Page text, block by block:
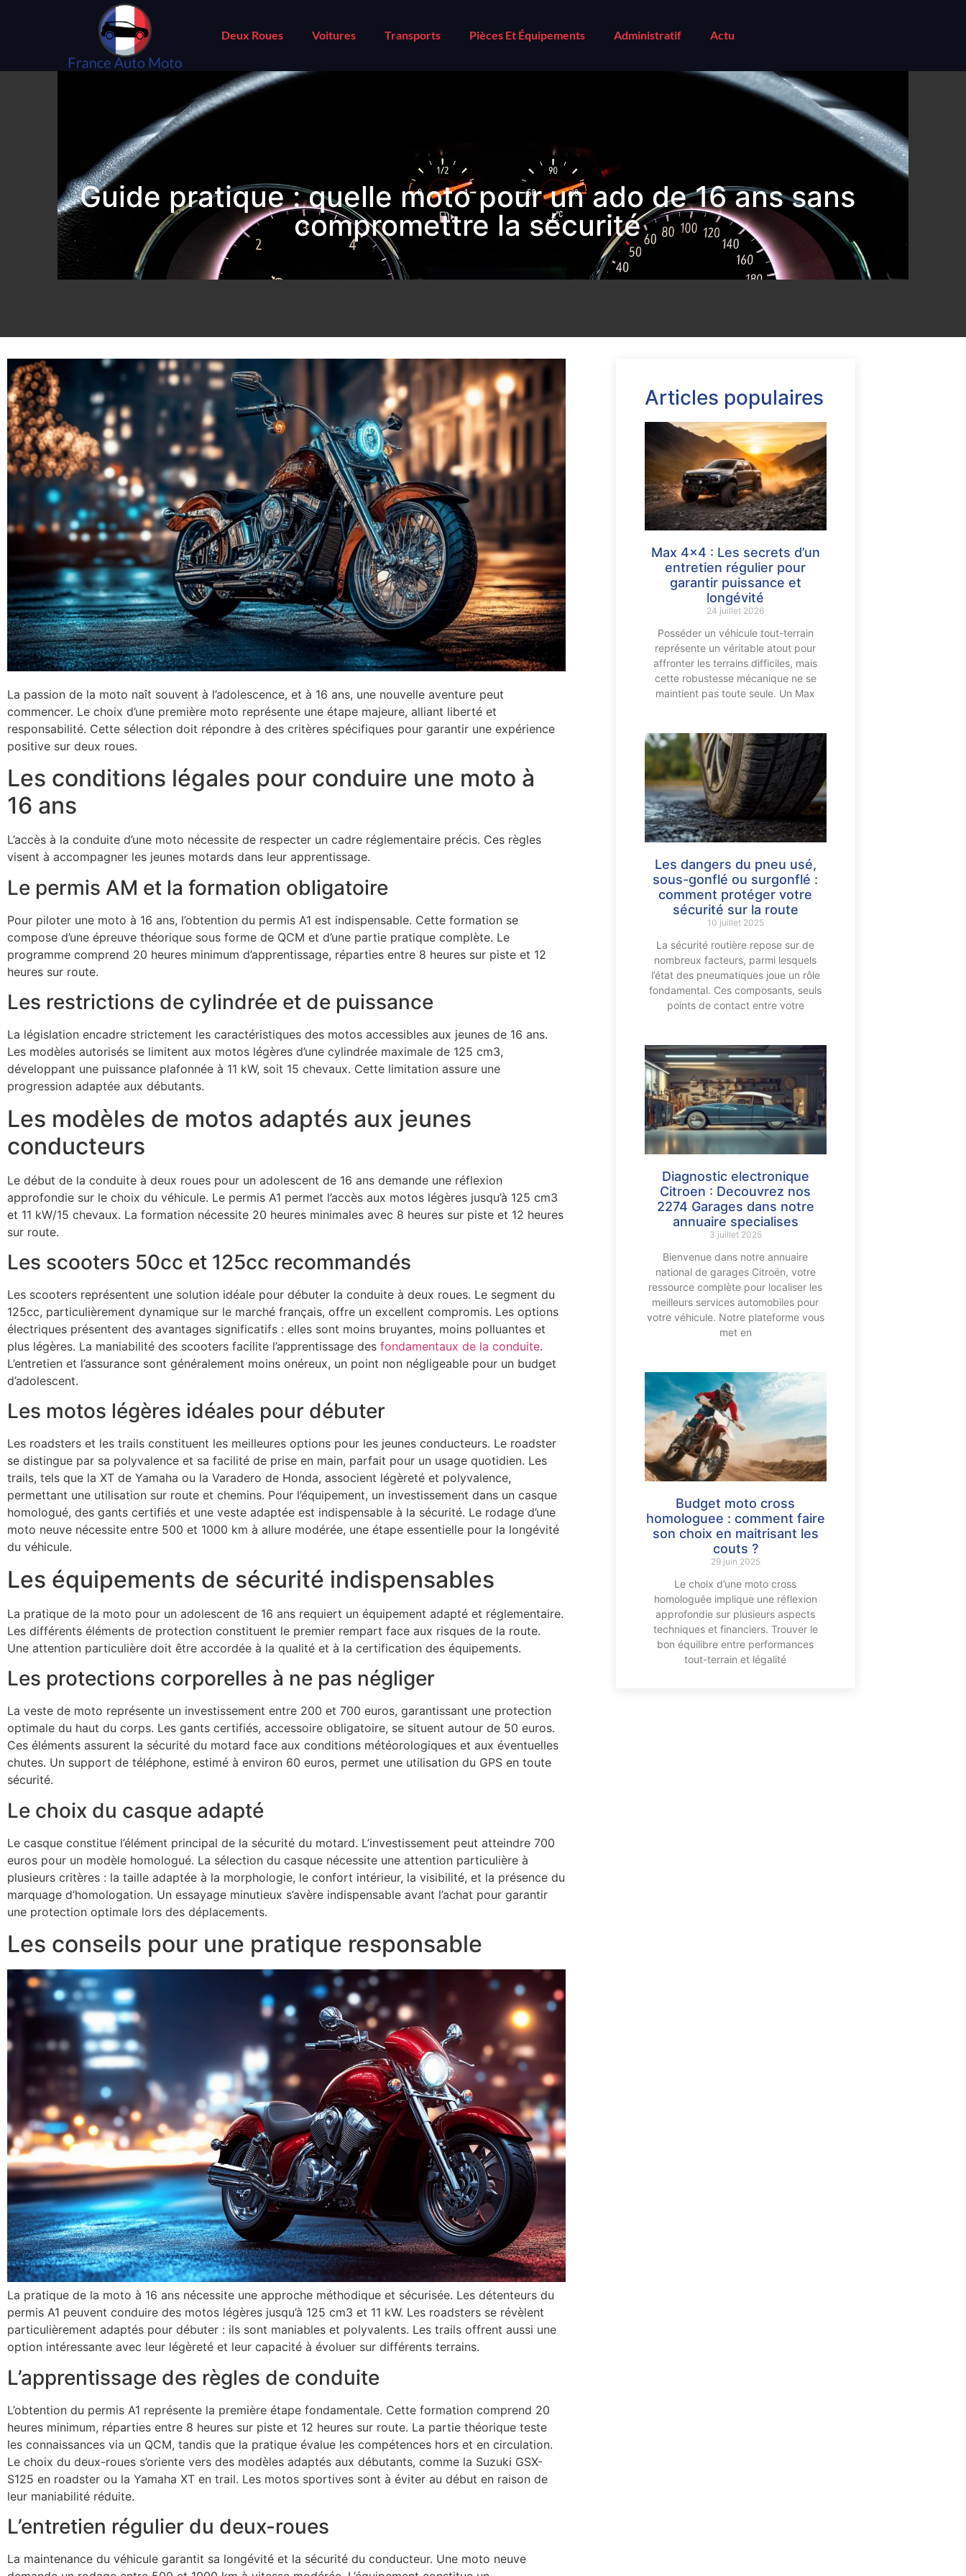
Deux Roues Voitures Transports Pièces Et Équipements Administratif Actu
Guide pratique : quelle moto pour un ado de 16 ans sans
compromettre la sécurité
La passion de la moto naît souvent à l’adolescence, et à 16 ans, une nouvelle aventure peut
commencer. Le choix d’une première moto représente une étape majeure, alliant liberté et
responsabilité. Cette sélection doit répondre à des critères spécifiques pour garantir une expérience
positive sur deux roues.
Les conditions légales pour conduire une moto à
16 ans
L’accès à la conduite d’une moto nécessite de respecter un cadre réglementaire précis. Ces règles
visent à accompagner les jeunes motards dans leur apprentissage.
Le permis AM et la formation obligatoire
Pour piloter une moto à 16 ans, l’obtention du permis A1 est indispensable. Cette formation se
compose d’une épreuve théorique sous forme de QCM et d’une partie pratique complète. Le
programme comprend 20 heures minimum d’apprentissage, réparties entre 8 heures sur piste et 12
heures sur route.
Les restrictions de cylindrée et de puissance
La législation encadre strictement les caractéristiques des motos accessibles aux jeunes de 16 ans.
Les modèles autorisés se limitent aux motos légères d’une cylindrée maximale de 125 cm3,
développant une puissance plafonnée à 11 kW, soit 15 chevaux. Cette limitation assure une
progression adaptée aux débutants.
Les modèles de motos adaptés aux jeunes
conducteurs
Le début de la conduite à deux roues pour un adolescent de 16 ans demande une réflexion
approfondie sur le choix du véhicule. Le permis A1 permet l’accès aux motos légères jusqu’à 125 cm3
et 11 kW/15 chevaux. La formation nécessite 20 heures minimales avec 8 heures sur piste et 12 heures
sur route.
Les scooters 50cc et 125cc recommandés
Les scooters représentent une solution idéale pour débuter la conduite à deux roues. Le segment du
125cc, particulièrement dynamique sur le marché français, offre un excellent compromis. Les options
électriques présentent des avantages significatifs : elles sont moins bruyantes, moins polluantes et
plus légères. La maniabilité des scooters facilite l’apprentissage des fondamentaux de la conduite.
L’entretien et l’assurance sont généralement moins onéreux, un point non négligeable pour un budget
d’adolescent.
Les motos légères idéales pour débuter
Les roadsters et les trails constituent les meilleures options pour les jeunes conducteurs. Le roadster
se distingue par sa polyvalence et sa facilité de prise en main, parfait pour un usage quotidien. Les
trails, tels que la XT de Yamaha ou la Varadero de Honda, associent légèreté et polyvalence,
permettant une utilisation sur route et chemins. Pour l’équipement, un investissement dans un casque
homologué, des gants certifiés et une veste adaptée est indispensable à la sécurité. Le rodage d’une
moto neuve nécessite entre 500 et 1000 km à allure modérée, une étape essentielle pour la longévité
du véhicule.
Les équipements de sécurité indispensables
La pratique de la moto pour un adolescent de 16 ans requiert un équipement adapté et réglementaire.
Les différents éléments de protection constituent le premier rempart face aux risques de la route.
Une attention particulière doit être accordée à la qualité et à la certification des équipements.
Les protections corporelles à ne pas négliger
La veste de moto représente un investissement entre 200 et 700 euros, garantissant une protection
optimale du haut du corps. Les gants certifiés, accessoire obligatoire, se situent autour de 50 euros.
Ces éléments assurent la sécurité du motard face aux conditions météorologiques et aux éventuelles
chutes. Un support de téléphone, estimé à environ 60 euros, permet une utilisation du GPS en toute
sécurité.
Le choix du casque adapté
Le casque constitue l’élément principal de la sécurité du motard. L’investissement peut atteindre 700
euros pour un modèle homologué. La sélection du casque nécessite une attention particulière à
plusieurs critères : la taille adaptée à la morphologie, le confort intérieur, la visibilité, et la présence du
marquage d’homologation. Un essayage minutieux s’avère indispensable avant l’achat pour garantir
une protection optimale lors des déplacements.
Les conseils pour une pratique responsable
La pratique de la moto à 16 ans nécessite une approche méthodique et sécurisée. Les détenteurs du
permis A1 peuvent conduire des motos légères jusqu’à 125 cm3 et 11 kW. Les roadsters se révèlent
particulièrement adaptés pour débuter : ils sont maniables et polyvalents. Les trails offrent aussi une
option intéressante avec leur légèreté et leur capacité à évoluer sur différents terrains.
L’apprentissage des règles de conduite
L’obtention du permis A1 représente la première étape fondamentale. Cette formation comprend 20
heures minimum, réparties entre 8 heures sur piste et 12 heures sur route. La partie théorique teste
les connaissances via un QCM, tandis que la pratique évalue les compétences hors et en circulation.
Le choix du deux-roues s’oriente vers des modèles adaptés aux débutants, comme la Suzuki GSX-
S125 en roadster ou la Yamaha XT en trail. Les motos sportives sont à éviter au début en raison de
leur maniabilité réduite.
L’entretien régulier du deux-roues
La maintenance du véhicule garantit sa longévité et la sécurité du conducteur. Une moto neuve
Articles populaires
Max 4×4 : Les secrets d’un
entretien régulier pour
garantir puissance et
longévité
24 juillet 2026
Posséder un véhicule tout-terrain
représente un véritable atout pour
affronter les terrains difficiles, mais
cette robustesse mécanique ne se
maintient pas toute seule. Un Max
Les dangers du pneu usé,
sous-gonflé ou surgonflé :
comment protéger votre
sécurité sur la route
10 juillet 2025
La sécurité routière repose sur de
nombreux facteurs, parmi lesquels
l’état des pneumatiques joue un rôle
fondamental. Ces composants, seuls
points de contact entre votre
Diagnostic electronique
Citroen : Decouvrez nos
2274 Garages dans notre
annuaire specialises
3 juillet 2025
Bienvenue dans notre annuaire
national de garages Citroën, votre
ressource complète pour localiser les
meilleurs services automobiles pour
votre véhicule. Notre plateforme vous
met en
Budget moto cross
homologuee : comment faire
son choix en maitrisant les
couts ?
29 juin 2025
Le choix d’une moto cross
homologuée implique une réflexion
approfondie sur plusieurs aspects
techniques et financiers. Trouver le
bon équilibre entre performances
tout-terrain et légalité